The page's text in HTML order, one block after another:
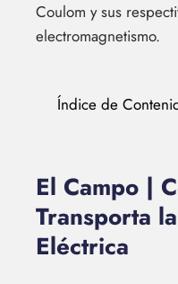
Coulom y sus
electromagnetismo.
Índice de
El Campo |
Transporta
Eléctrica